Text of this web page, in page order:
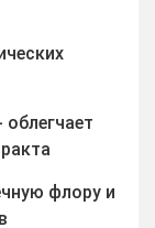
флору и